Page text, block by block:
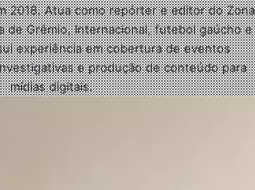
2018. Atua como repórter e editor do Zona
de Grêmio, Internacional, futebol gaúcho e
experiência em cobertura de eventos
e produção de conteúdo para
mídias digitais.